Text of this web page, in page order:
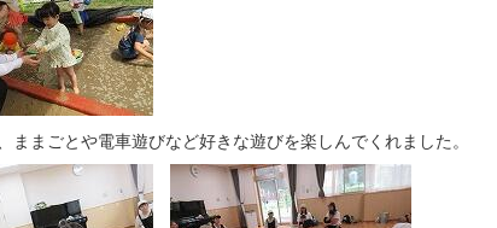
ままごとや電車遊びなど好きな遊びを楽しんでくれました。